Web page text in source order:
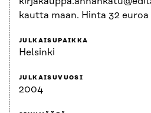
kautta maan. Hinta 32 euroa
JULKAISUPAIKKA
Helsinki
JULKAISUVUOSI
2004